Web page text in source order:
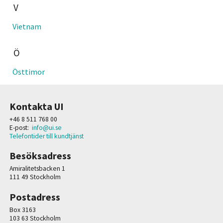
V
Vietnam
Ö
Östtimor
Kontakta UI
+46 8 511 768 00
E-post: info@ui.se
Telefontider till kundtjänst
Besöksadress
Amiralitetsbacken 1
111 49 Stockholm
Postadress
Box 3163
103 63 Stockholm